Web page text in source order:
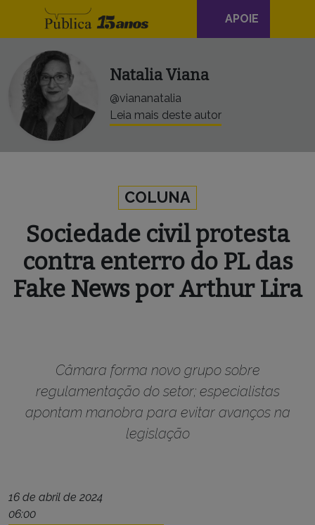
Skip to content
Navegação
principal
APOIE
Natalia Viana
@viananatalia
Leia mais deste autor
COLUNA
Sociedade civil protesta
contra enterro do PL das
Fake News por Arthur Lira
Câmara forma novo grupo sobre
regulamentação do setor; especialistas
apontam manobra para evitar avanços na
legislação
16 de abril de 2024
06:00